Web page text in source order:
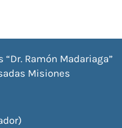
Ramón Madariaga”
Misiones